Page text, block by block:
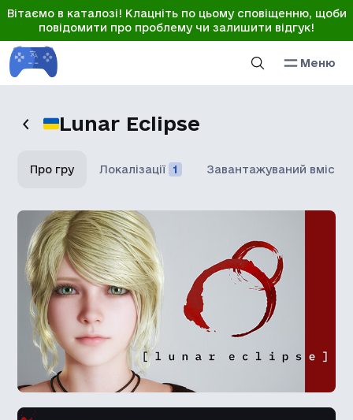
Вітаємо в каталозі! Клацніть по цьому сповіщенню, щоби
повідомити про проблему чи залишити відгук!
Меню
Lunar Eclipse
Про гру Локалізації 1 Завантажуваний вміст